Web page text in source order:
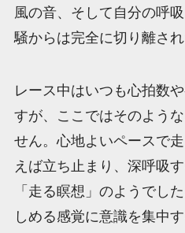
風の音、そして自分の呼
騒からは完全に切り離され
レース中はいつも心拍数
すが、ここではそのよう
せん。心地よいペースで
えば立ち止まり、深呼吸
「走る瞑想」のようでし
しめる感覚に意識を集中